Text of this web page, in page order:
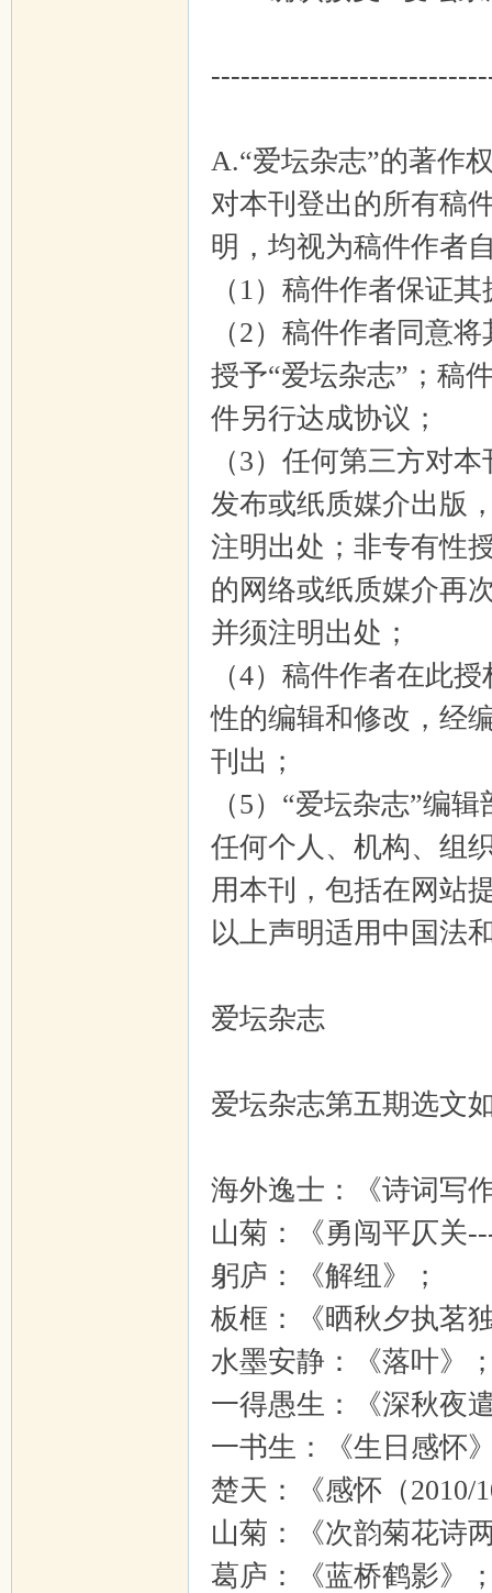
A.“爱坛杂志”的著作
对本刊登出的所有稿
明，均视为稿件作者
（1）稿件作者保证
（2）稿件作者同意
授予“爱坛杂志”；稿
件另行达成协议；
（3）任何第三方对
发布或纸质媒介出版
注明出处；非专有性
的网络或纸质媒介再
并须注明出处；
（4）稿件作者在此
性的编辑和修改，经
刊出；
（5）“爱坛杂志”编
任何个人、机构、组
用本刊，包括在网站
以上声明适用中国法
爱坛杂志
爱坛杂志第五期选文
海外逸士：《诗词写
山菊：《勇闯平仄关
躬庐：《解纽》；
板框：《晒秋夕执茗
水墨安静：《落叶》
一得愚生：《深秋夜
一书生：《生日感怀
楚天：《感怀（2010/
山菊：《次韵菊花诗
葛庐：《蓝桥鹤影》